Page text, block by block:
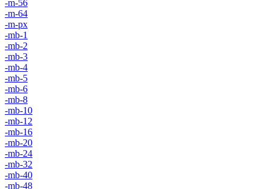
-m-56
-m-64
-m-px
-mb-1
-mb-2
-mb-3
-mb-4
-mb-5
-mb-6
-mb-8
-mb-10
-mb-12
-mb-16
-mb-20
-mb-24
-mb-32
-mb-40
-mb-48